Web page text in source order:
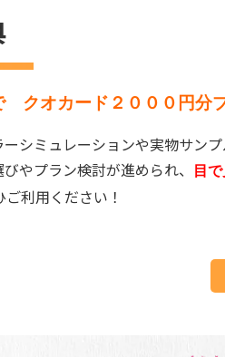
クオカード２０００円分
シミュレーションや実物サン
やプラン検討が進められ、
目
利用ください！